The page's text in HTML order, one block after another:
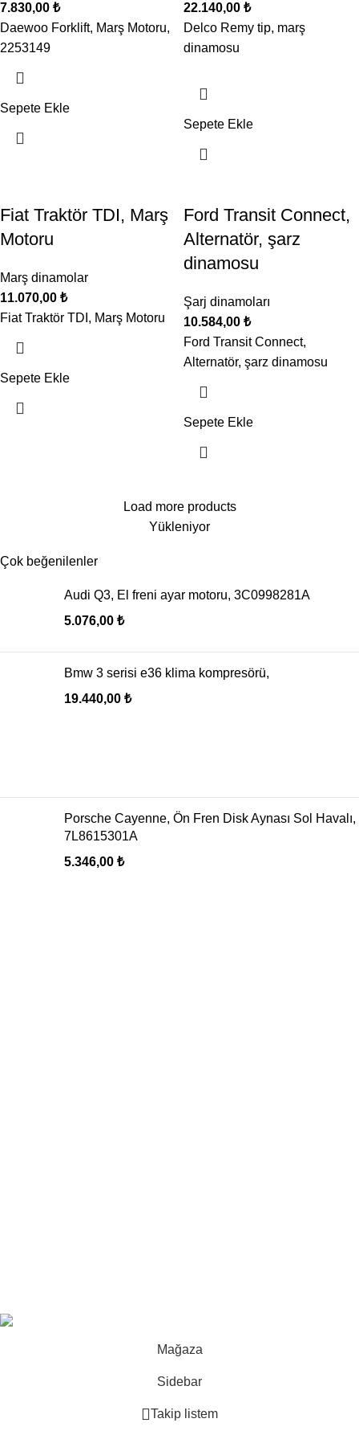
7.830,00 ₺
Daewoo Forklift, Marş Motoru,
2253149
Sepete Ekle
22.140,00 ₺
Delco Remy tip, marş
dinamosu
Sepete Ekle
Fiat Traktör TDI, Marş
Motoru
Marş dinamolar
11.070,00 ₺
Fiat Traktör TDI, Marş Motoru
Sepete Ekle
Ford Transit Connect,
Alternatör, şarz
dinamosu
Şarj dinamoları
10.584,00 ₺
Ford Transit Connect,
Alternatör, şarz dinamosu
Sepete Ekle
Load more products
Yükleniyor
Çok beğenilenler
Audi Q3, El freni ayar motoru, 3C0998281A
5.076,00 ₺
Bmw 3 serisi e36 klima kompresörü,
19.440,00 ₺
Porsche Cayenne, Ön Fren Disk Aynası Sol Havalı,
7L8615301A
5.346,00 ₺
Mağaza
Sidebar
Takip listem